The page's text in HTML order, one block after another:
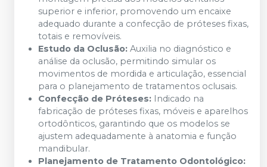
superior e inferior, promovendo um encaixe
adequado durante a confecção de próteses fixas,
totais e removíveis.
Estudo da Oclusão: Auxilia no diagnóstico e
análise da oclusão, permitindo simular os
movimentos de mordida e articulação, essencial
para o planejamento de tratamentos oclusais.
Confecção de Próteses: Indicado na
fabricação de próteses fixas, móveis e aparelhos
ortodônticos, garantindo que os modelos se
ajustem adequadamente à anatomia e função
mandibular.
Planejamento de Tratamento Odontológico: